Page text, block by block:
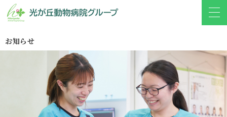
お知らせ